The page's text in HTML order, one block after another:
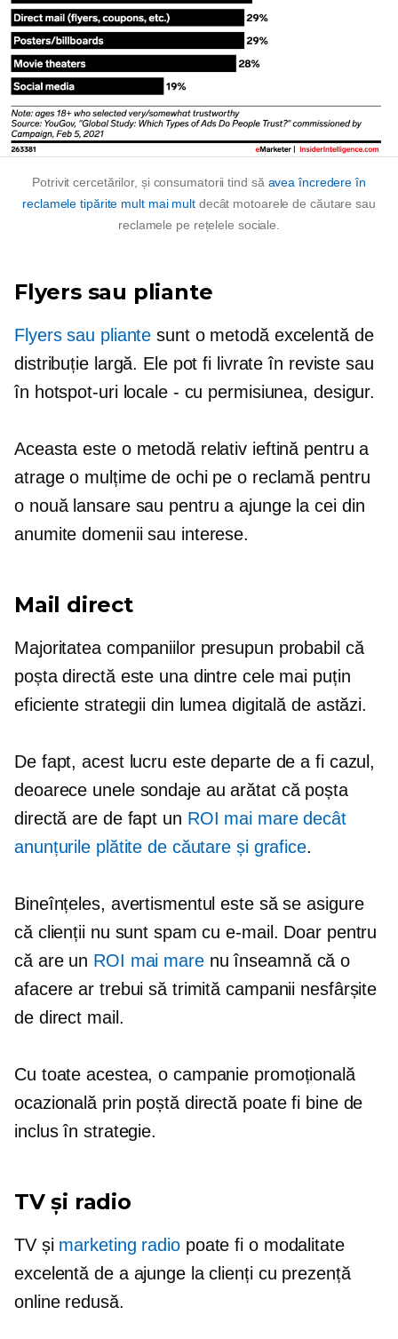
Potrivit cercetărilor, și consumatorii tind să avea încredere în
reclamele tipărite mult mai multdecât motoarele de căutare sau
reclamele pe rețelele sociale.
Flyers sau pliante
Flyers sau pliante sunt o metodă excelentă de
distribuție largă. Ele pot fi livrate în reviste sau
în hotspot-uri locale - cu permisiunea, desigur.
Aceasta este o metodă relativ ieftină pentru a
atrage o mulțime de ochi pe o reclamă pentru
o nouă lansare sau pentru a ajunge la cei din
anumite domenii sau interese.
Mail direct
Majoritatea companiilor presupun probabil că
poșta directă este una dintre cele mai puțin
eficiente strategii din lumea digitală de astăzi.
De fapt, acest lucru este departe de a fi cazul,
deoarece unele sondaje au arătat că poșta
directă are de fapt un ROI mai mare decât
anunțurile plătite de căutare și grafice.
Bineînțeles, avertismentul este să se asigure
că clienții nu sunt spam cu e-mail. Doar pentru
că are un ROI mai marenu înseamnă că o
afacere ar trebui să trimită campanii nesfârșite
de direct mail.
Cu toate acestea, o campanie promoțională
ocazională prin poștă directă poate fi bine de
inclus în strategie.
TV și radio
TV și marketing radiopoate fi o modalitate
excelentă de a ajunge la clienți cu prezență
online redusă.